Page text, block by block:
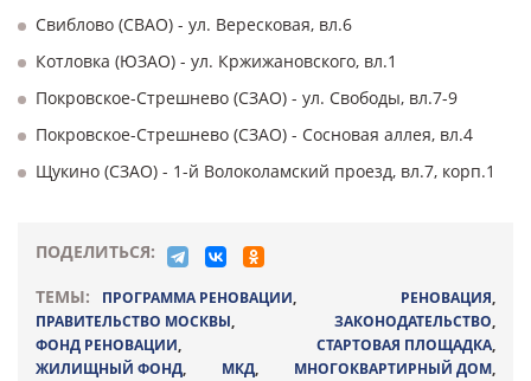
Свиблово (СВАО) - ул. Вересковая, вл.6
Котловка (ЮЗАО) - ул. Кржижановского, вл.1
Покровское-Стрешнево (СЗАО) - ул. Свободы, вл.7-9
Покровское-Стрешнево (СЗАО) - Сосновая аллея, вл.4
Щукино (СЗАО) - 1-й Волоколамский проезд, вл.7, корп.1
ПОДЕЛИТЬСЯ:
ТЕМЫ:
ПРОГРАММА РЕНОВАЦИИ, РЕНОВАЦИЯ,
ПРАВИТЕЛЬСТВО МОСКВЫ, ЗАКОНОДАТЕЛЬСТВО,
ФОНД РЕНОВАЦИИ, СТАРТОВАЯ ПЛОЩАДКА,
ЖИЛИЩНЫЙ ФОНД, МКД, МНОГОКВАРТИРНЫЙ ДОМ,